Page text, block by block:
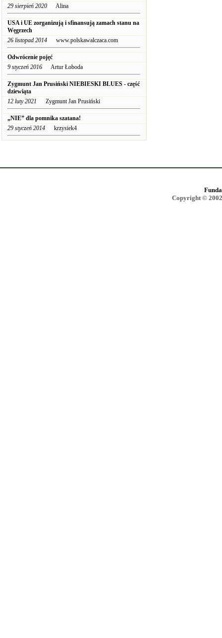
29 sierpień 2020 Alina
USA i UE zorganizują i sfinansują zamach stanu na
Węgrzech
26 listopad 2014 www.polskawalczaca.com
Odwrócenie pojęć
9 styczeń 2016 Artur Łoboda
Zygmunt Jan Prusiński NIEBIESKI BLUES - część
dziewiąta
12 luty 2021 Zygmunt Jan Prusiński
„NIE” dla pomnika szatana!
29 styczeń 2014 krzysiek4
Copyright ©